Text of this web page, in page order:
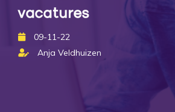
vacatures
09-11-22
Anja Veldhuizen